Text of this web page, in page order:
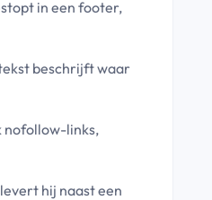
in een footer,
beschrijft waar
nofollow-links,
hij naast een